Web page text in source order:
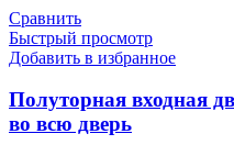
Сравнить
Быстрый просмотр
Добавить в избранное
Полуторная входная
во всю дверь